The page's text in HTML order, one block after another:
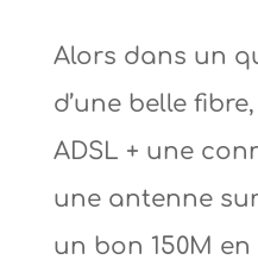
Alors dans un
d’une belle
ADSL + une
une antenne
un bon 150M